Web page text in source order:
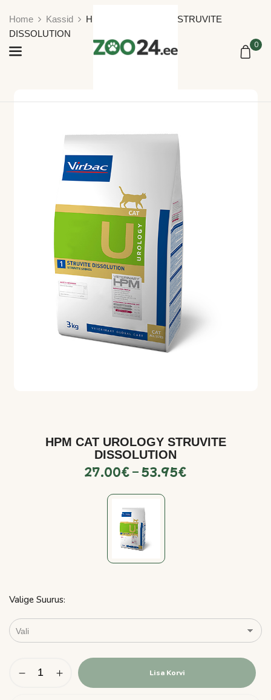
0
Home Kassid
HPM CAT UROLOGY STRUVITE
DISSOLUTION
HPM CAT UROLOGY STRUVITE
DISSOLUTION
27.00€–53.95€
Valige Suurus
Lisa Korvi